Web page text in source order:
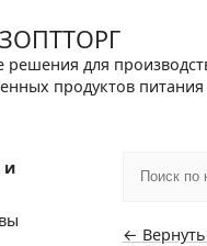
←
и
решения для
продуктов питания